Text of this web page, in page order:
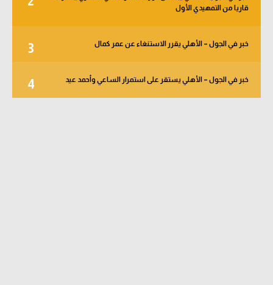
قاريا من التمهيدي الأول
3 خبر في الجول – الأهلي يقرر الاستنغاء عن عمر كمال
4 خبر في الجول – الأهلي يستقر على استمرار الساعي وأحمد عيد